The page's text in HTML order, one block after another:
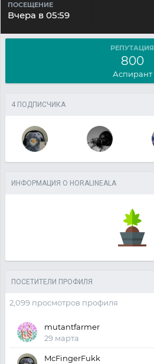
ПОСЕЩЕНИЕ
Вчера в 05:59
РЕПУТАЦИЯ
800
Аспирант
4 ПОДПИСЧИКА
ИНФОРМАЦИЯ О HORALINEALA
ПОСЕТИТЕЛИ ПРОФИЛЯ
2,099 просмотров профиля
mutantfarmer
29 марта
McFingerFukk